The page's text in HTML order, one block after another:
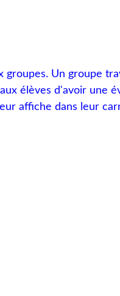
groupes. Un groupe
élèves d'avoir une
affiche dans leur